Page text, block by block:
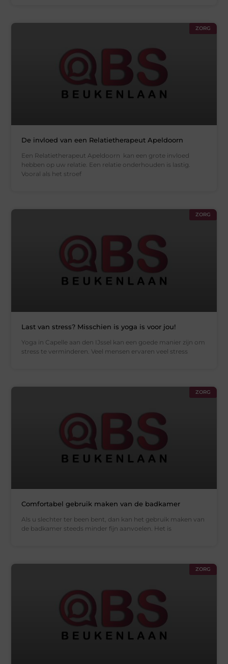
ZORG
De invloed van een Relatietherapeut Apeldoorn
Een Relatietherapeut Apeldoorn kan een grote invloed
hebben op uw relatie. Een relatie onderhouden is lastig.
Vooral als het stroef
ZORG
Last van stress? Misschien is yoga is voor jou!
Yoga in Capelle aan den IJssel kan een goede manier zijn om
stress te verminderen. Veel mensen ervaren veel stress
ZORG
Comfortabel gebruik maken van de badkamer
Als u slechter ter been bent, dan kan het gebruik maken van
de badkamer steeds minder fijn aanvoelen. Het is
ZORG